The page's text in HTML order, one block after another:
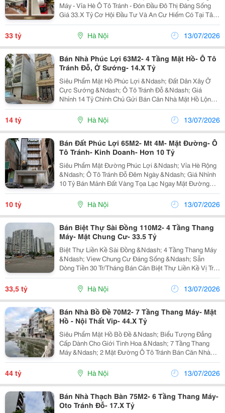
Máy - Vỉa Hè Ô Tô Tránh - Đón Đầu Đô Thị Đáng Sống
Giá 33.X Tỷ Cơ Hội Đầu Tư Và An Cư Hiếm Có Tại Tâm
Điểm Phát Triển Sôi Động Bậc Nhất Phường Phúc Lợi,
Quận Long Biên. Căn Nhà Sở Hữu Vị Trí Vàng...
33 tỷ Hà Nội 13/07/2026
Bán Nhà Phúc Lợi 63M2- 4 Tầng Mặt Hồ- Ô Tô
Tránh Đỗ, Ở Sướng- 14.X Tỷ
Siêu Phẩm Mặt Hồ Phúc Lợi &Ndash; Đất Dân Xây Ở
Cực Sướng &Ndash; Ô Tô Tránh Đỗ &Ndash; Giá
Nhỉnh 14 Tỷ Chính Chủ Gửi Bán Căn Nhà Mặt Hồ Lộng
Gió, Vị Trí Độc Bản, Hiếm Nhà Bán Tại Khu Vực
Phường Phúc Lợi, Quận Long Biên. Thông Tin: Diện
14 tỷ Hà Nội 13/07/2026
Bán Đất Phúc Lợi 65M2- Mt 4M- Mặt Đường- Ô
Tô Tránh- Kinh Doanh- Hơn 10 Tỷ
Siêu Phẩm Mặt Đường Phúc Lợi &Ndash; Vỉa Hè Rộng
&Ndash; Ô Tô Tránh Đỗ Đêm Ngày &Ndash; Giá Nhỉnh
10 Tỷ Bán Mảnh Đất Vàng Tọa Lạc Ngay Mặt Đường
Chính Phường Phúc Lợi, Quận Long Biên. Vị Trí Đắc
Địa, Kinh Doanh Sầm Uất Mọi Mặt Hàng. Thông Tin:...
10 tỷ Hà Nội 13/07/2026
Bán Biệt Thự Sài Đồng 110M2- 4 Tầng Thang
Máy- Mặt Chung Cư- 33.5 Tỷ
Biệt Thự Liền Kề Sài Đồng &Ndash; 4 Tầng Thang Máy
&Ndash; View Chung Cư Đáng Sống &Ndash; Sẵn
Dòng Tiền 30 Tr/Tháng Bán Căn Biệt Thự Liền Kề Vị Trí
Cực Đẹp, Hạ Tầng Đồng Bộ Tại Trung Tâm Khu Đô Thị
Sài Đồng, Quận Long Biên. Thông Tin: Diện Tích...
33,5 tỷ Hà Nội 13/07/2026
Bán Nhà Bồ Đề 70M2- 7 Tầng Thang Máy- Mặt
Hồ - Nội Thất Vip- 44.X Tỷ
Siêu Phẩm Mặt Hồ Bồ Đề &Ndash; Biểu Tượng Đẳng
Cấp Dành Cho Giới Tinh Hoa &Ndash; 7 Tầng Thang
Máy &Ndash; 2 Mặt Đường Ô Tô Tránh Bán Căn Nhà
Siêu Vip Tọa Lạc Tại Vị Trí Độc Bản Mặt Hồ Bồ Đề,
Quận Long Biên. Không Gian Sống Thượng Lưu, Biệt
Lập Và...
44 tỷ Hà Nội 13/07/2026
Bán Nhà Thạch Bàn 75M2- 6 Tầng Thang Máy-
Oto Tránh Đỗ- 17.X Tỷ